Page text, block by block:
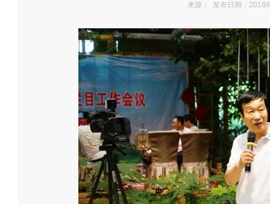
来源： 发布日期：